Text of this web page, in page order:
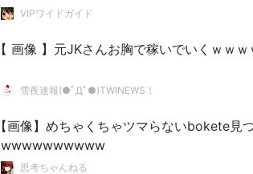
VIPワイドガイド
【 画像 】元JKさんお胸で稼いでいくｗｗ
雪夜速報(●ﾟДﾟ●)TWINEWS！
【画像】めちゃくちゃツマらないbokete見
wwwwwwwwww
思考ちゃんねる